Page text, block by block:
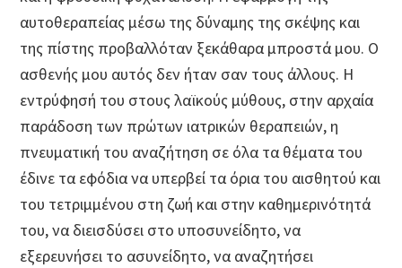
αυτοθεραπείας μέσω της δύναμης της σκέψης και
της πίστης προβαλλόταν ξεκάθαρα μπροστά μου. Ο
ασθενής μου αυτός δεν ήταν σαν τους άλλους. Η
εντρύφησή του στους λαϊκούς μύθους, στην αρχαία
παράδοση των πρώτων ιατρικών θεραπειών, η
πνευματική του αναζήτηση σε όλα τα θέματα του
έδινε τα εφόδια να υπερβεί τα όρια του αισθητού και
του τετριμμένου στη ζωή και στην καθημερινότητά
του, να διεισδύσει στο υποσυνείδητο, να
εξερευνήσει το ασυνείδητο, να αναζητήσει